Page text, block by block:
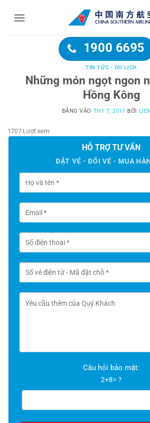
1900 6695
TIN TỨC - DU LỊCH
Những món ngọt ngon
Hồng Kông
ĐĂNG VÀO TH1 7, 2017 BỞI
1707 Lượt xem
HỖ TRỢ TƯ VẤN
ĐẶT VÉ - ĐỔI VÉ - MUA
Câu hỏi bảo mật:
2+8= ?